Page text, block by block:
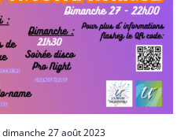
dimanche 27 août 2023